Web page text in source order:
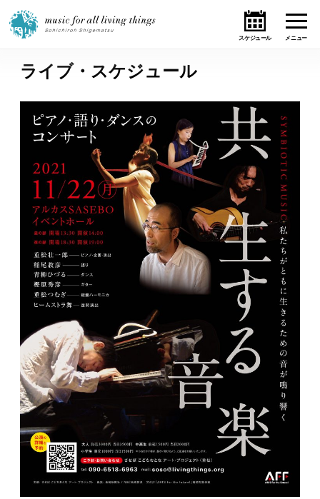
ホーム
ニュース
ライブ・スケジュール
作品
オンライン・ショップ
ギャラリー
日々のレポート
Specials
プロフィール
演奏依頼
ライブ・スケジュール